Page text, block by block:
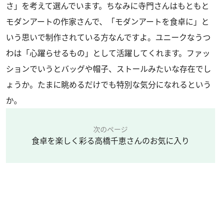
さ」を考えて選んでいます。ちなみに寺門さんはもともと
モダンアートの作家さんで、「モダンアートを食卓に」と
いう思いで制作されている方なんですよ。ユニークなうつ
わは「心躍らせるもの」として活躍してくれます。ファッ
ションでいうとバッグや帽子、ストールみたいな存在でし
ょうか。たまに眺めるだけでも特別な気分になれるという
か。
次のページ
食卓を楽しく彩る高橋千恵さんのお気に入り